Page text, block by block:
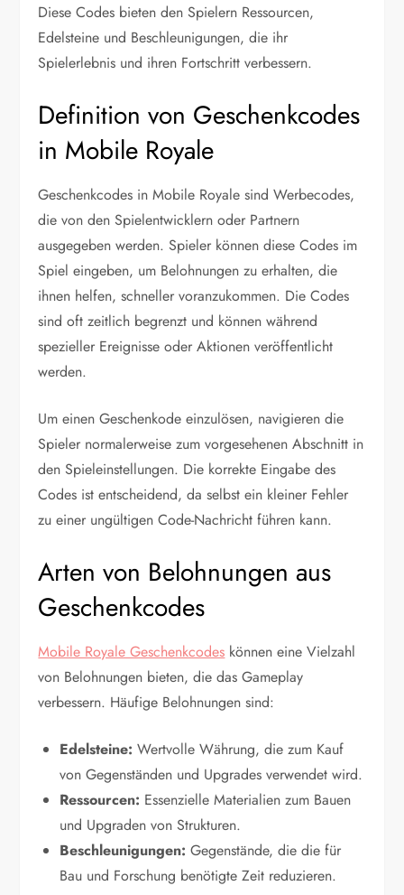
Diese Codes bieten den Spielern Ressourcen,
Edelsteine und Beschleunigungen, die ihr
Spielerlebnis und ihren Fortschritt verbessern.
Definition von Geschenkcodes
in Mobile Royale
Geschenkcodes in Mobile Royale sind Werbecodes,
die von den Spielentwicklern oder Partnern
ausgegeben werden. Spieler können diese Codes im
Spiel eingeben, um Belohnungen zu erhalten, die
ihnen helfen, schneller voranzukommen. Die Codes
sind oft zeitlich begrenzt und können während
spezieller Ereignisse oder Aktionen veröffentlicht
werden.
Um einen Geschenkode einzulösen, navigieren die
Spieler normalerweise zum vorgesehenen Abschnitt in
den Spieleinstellungen. Die korrekte Eingabe des
Codes ist entscheidend, da selbst ein kleiner Fehler
zu einer ungültigen Code-Nachricht führen kann.
Arten von Belohnungen aus
Geschenkcodes
Mobile Royale Geschenkcodes können eine Vielzahl
von Belohnungen bieten, die das Gameplay
verbessern. Häufige Belohnungen sind:
Edelsteine: Wertvolle Währung, die zum Kauf
von Gegenständen und Upgrades verwendet wird.
Ressourcen: Essenzielle Materialien zum Bauen
und Upgraden von Strukturen.
Beschleunigungen: Gegenstände, die die für
Bau und Forschung benötigte Zeit reduzieren.